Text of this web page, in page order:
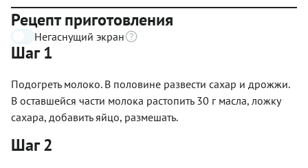
Рецепт приготовления
Негаснущий экран
Шаг 1
Подогреть молоко. В половине развести сахар и дрожжи.
В оставшейся части молока растопить 30 г масла, ложку
сахара, добавить яйцо, размешать.
Шаг 2